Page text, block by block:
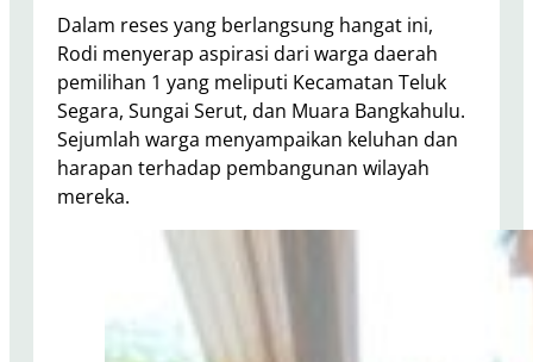
Dalam reses yang berlangsung hangat ini,
Rodi menyerap aspirasi dari warga daerah
pemilihan 1 yang meliputi Kecamatan Teluk
Segara, Sungai Serut, dan Muara Bangkahulu.
Sejumlah warga menyampaikan keluhan dan
harapan terhadap pembangunan wilayah
mereka.